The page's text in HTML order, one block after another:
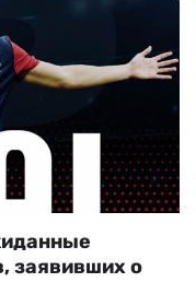
заявивших о